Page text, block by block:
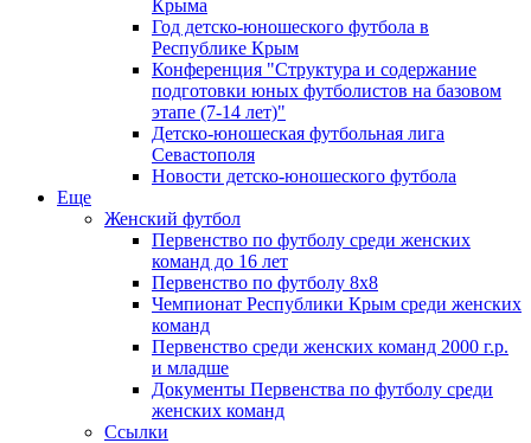
Крыма
Год детско-юношеского футбола в
Республике Крым
Конференция "Структура и содержание
подготовки юных футболистов на базовом
этапе (7-14 лет)"
Детско-юношеская футбольная лига
Севастополя
Новости детско-юношеского футбола
Еще
Женский футбол
Первенство по футболу среди женских
команд до 16 лет
Первенство по футболу 8х8
Чемпионат Республики Крым среди женских
команд
Первенство среди женских команд 2000 г.р.
и младше
Документы Первенства по футболу среди
женских команд
Ссылки